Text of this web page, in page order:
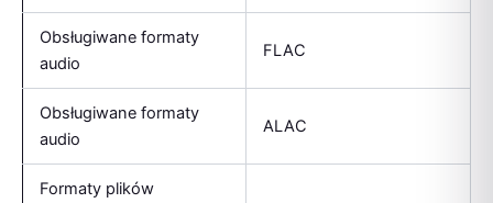
Obsługiwane formaty
audio
FLAC
Obsługiwane formaty
audio
ALAC
Formaty plików